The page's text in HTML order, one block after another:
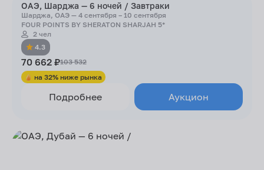
ОАЭ, Шарджа — 6 ночей / Завтраки
Шарджа, ОАЭ — 4 сентября – 10 сентября
FOUR POINTS BY SHERATON SHARJAH 5*
2 чел
4.3
70 662 ₽103 532
на 32% ниже рынка
Подробнее Аукцион